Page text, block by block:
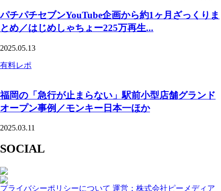
パチパチセブンYouTube企画から約1ヶ月ざっくりま
とめ／はじめしゃちょー225万再生...
2025.05.13
有料レポ
福岡の「急行が止まらない」駅前小型店舗グランド
オープン事例／モンキー日本一ほか
2025.03.11
SOCIAL
プライバシーポリシーについて 運営：株式会社ピーメディア